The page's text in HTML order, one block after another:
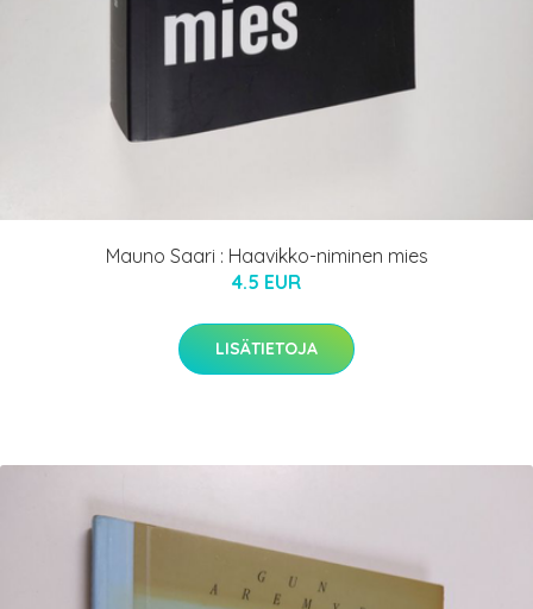
Mauno Saari : Haavikko-niminen mies
4.5 EUR
LISÄTIETOJA